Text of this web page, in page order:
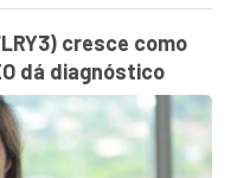
cresce como
dá diagnóstico